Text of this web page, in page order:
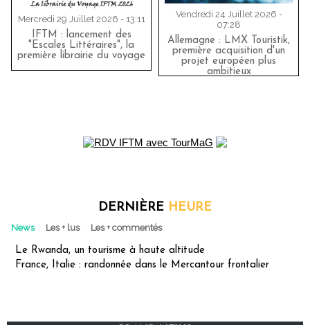
Mercredi 29 Juillet 2026 - 13:11
IFTM : lancement des
"Escales Littéraires", la
première librairie du voyage
Vendredi 24 Juillet 2026 -
07:28
Allemagne : LMX Touristik,
première acquisition d'un
projet européen plus
ambitieux
DERNIÈRE HEURE
News Les + lus Les + commentés
Le Rwanda, un tourisme à haute altitude
France, Italie : randonnée dans le Mercantour frontalier